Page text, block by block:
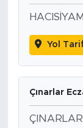
Yol
Çınarlar
DİNİ
POLİTİKA
EKONOMİ